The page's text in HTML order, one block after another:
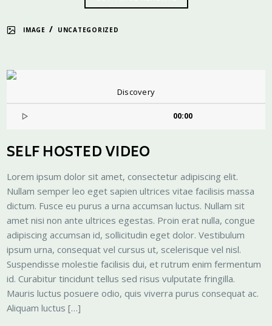
IMAGE / UNCATEGORIZED
Discovery
00:00
SELF HOSTED VIDEO
Lorem ipsum dolor sit amet, consectetur adipiscing elit.
Nullam semper leo eget sapien ultrices vitae facilisis massa
dictum. Fusce eu purus a urna accumsan luctus. Nullam sit
amet nisi non ante ultrices egestas. Proin erat nulla, congue
adipiscing accumsan id, sollicitudin eget dolor. Vestibulum
ipsum urna, consequat vel cursus ut, scelerisque vel nisl.
Suspendisse molestie facilisis dui, et rutrum enim fermentum
id. Curabitur tincidunt tellus sed risus vulputate fringilla.
Mauris luctus posuere odio, quis viverra purus consequat ac.
Aliquam luctus […]